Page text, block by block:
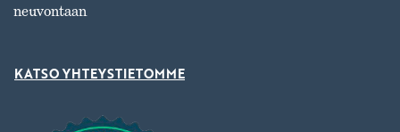
neuvontaan
KATSO YHTEYSTIETOMME